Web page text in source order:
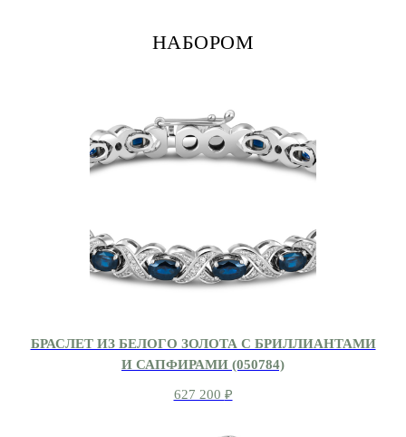
НАБОРОМ
БРАСЛЕТ ИЗ БЕЛОГО ЗОЛОТА С БРИЛЛИАНТАМИ
И САПФИРАМИ (050784)
627 200 ₽